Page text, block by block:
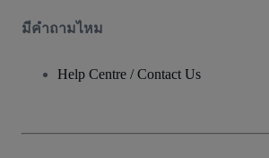
มีคําถามไหม
Help Centre / Contact Us